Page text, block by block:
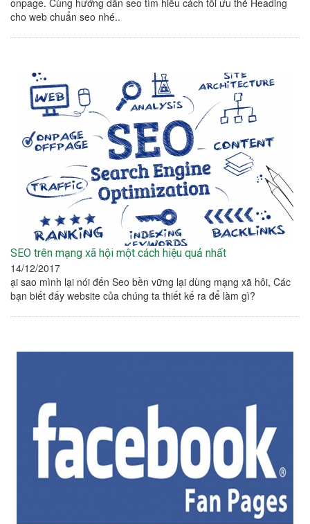
cho web chuẩn seo nhé..
SEO trên mạng xã hội một cách hiệu quả nhất
14/12/2017
ại sao mình lại nói đến Seo bền vững lại dùng mạng xã hôi, Các
bạn biết đấy website của chúng ta thiết kế ra để làm gì?